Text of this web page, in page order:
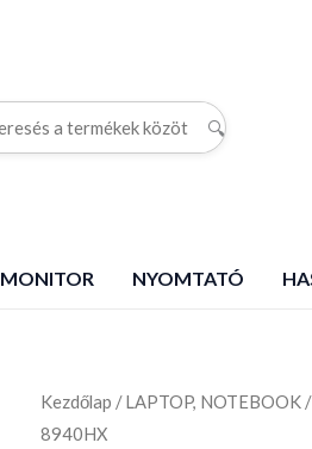
🔍
MONITOR NYOMTATÓ
Kezdőlap /LAPTOP, NOTEBOOK/
8940HX
ASUS
ROG